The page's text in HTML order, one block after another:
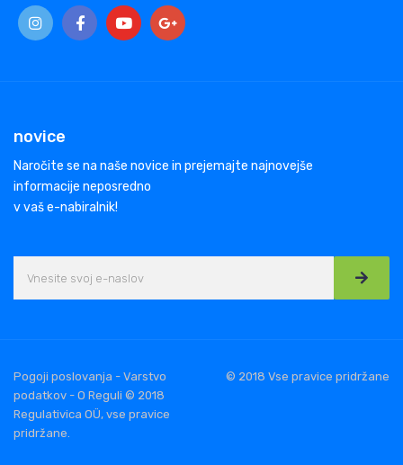
novice
Naročite se na naše novice in prejemajte najnovejše
informacije neposredno
v vaš e-nabiralnik!
Pogoji poslovanja - Varstvo
podatkov - O Reguli © 2018
Regulativica OÜ, vse pravice
pridržane.
© 2018 Vse pravice pridržane